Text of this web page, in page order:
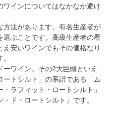
インについてはなかなか避け
方法があります。有名生産者が
ぶことです。高級生産者の看
安いワインでもその価格なり
ワイン。その2大巨頭といえ
トシルト」の系譜である「ム
ラフィット・ロートシルト」
ド・ロートシルト」です。